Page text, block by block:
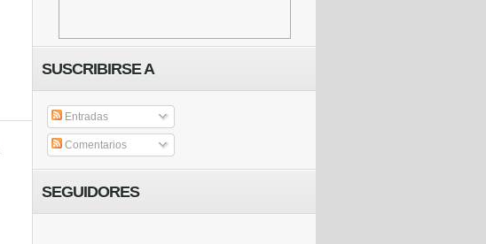
SUSCRIBIRSE A
Entradas
Comentarios
SEGUIDORES